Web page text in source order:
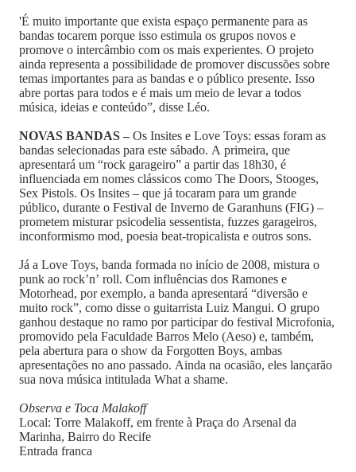
'É muito importante que exista espaço permanente para as
bandas tocarem porque isso estimula os grupos novos e
promove o intercâmbio com os mais experientes. O projeto
ainda representa a possibilidade de promover discussões sobre
temas importantes para as bandas e o público presente. Isso
abre portas para todos e é mais um meio de levar a todos
música, ideias e conteúdo”, disse Léo.
NOVAS BANDAS – Os Insites e Love Toys: essas foram as
bandas selecionadas para este sábado. A primeira, que
apresentará um “rock garageiro” a partir das 18h30, é
influenciada em nomes clássicos como The Doors, Stooges,
Sex Pistols. Os Insites – que já tocaram para um grande
público, durante o Festival de Inverno de Garanhuns (FIG) –
prometem misturar psicodelia sessentista, fuzzes garageiros,
inconformismo mod, poesia beat-tropicalista e outros sons.
Já a Love Toys, banda formada no início de 2008, mistura o
punk ao rock’n’ roll. Com influências dos Ramones e
Motorhead, por exemplo, a banda apresentará “diversão e
muito rock”, como disse o guitarrista Luiz Mangui. O grupo
ganhou destaque no ramo por participar do festival Microfonia,
promovido pela Faculdade Barros Melo (Aeso) e, também,
pela abertura para o show da Forgotten Boys, ambas
apresentações no ano passado. Ainda na ocasião, eles lançarão
sua nova música intitulada What a shame.
Observa e Toca Malakoff
Local: Torre Malakoff, em frente à Praça do Arsenal da
Marinha, Bairro do Recife
Entrada franca